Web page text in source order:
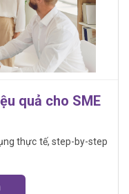
quả cho SME
thực tế, step-by-step